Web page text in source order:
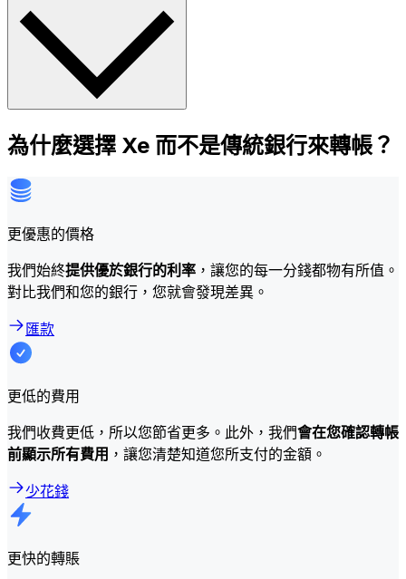
為什麼選擇 Xe 而不是傳統銀行來轉帳？
更優惠的價格
我們始終提供優於銀行的利率 ，讓您的每一分錢都物有所值。
對比我們和您的銀行，您就會發現差異。
匯款
更低的費用
我們收費更低，所以您節省更多。此外，我們會在您確認轉帳
前顯示所有費用 ，讓您清楚知道您所支付的金額。
少花錢
更快的轉賬